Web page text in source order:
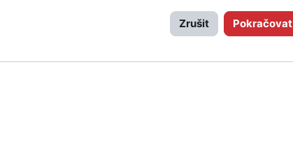
Zrušit Pokračovat